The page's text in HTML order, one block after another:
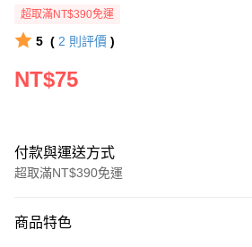
超取滿NT$390免運
5 ( 2 則評價 )
NT$75
付款與運送方式
超取滿NT$390免運
全家線上支付
商品特色